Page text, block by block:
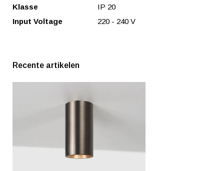
Klasse
IP 20
Input Voltage
220 - 240 V
Recente artikelen